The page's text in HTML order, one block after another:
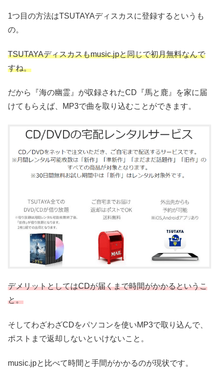
1つ目の方法はTSUTAYAディスカスに登録するというも
の。
TSUTAYAディスカスもmusic.jpと同じで初月無料なんで
すね。
だから『海の幽霊』が収録されたCD『馬と鹿』を家に届
けてもらえば、MP3で曲を取り込むことができます。
デメリットとしてはCDが届くまで時間がかかるというこ
と。
そしてわざわざCDをパソコンを使いMP3で取り込んで、
ポストまで返却しないといけないこと。
music.jpと比べて時間と手間がかかるのが現状です。